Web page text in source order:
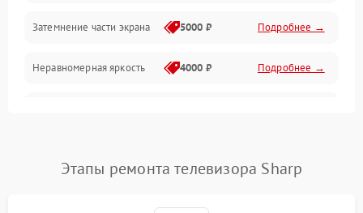
Механические повреждения
Программное обеспечение
Сеть и подключения
Затемнение части экрана 5000 ₽ Подробнее →
Неравномерная яркость 4000 ₽ Подробнее →
Этапы ремонта телевизора Sharp